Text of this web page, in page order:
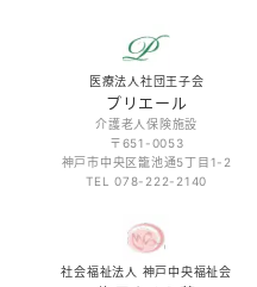
医療法人社団王子会
プリエール
介護老人保険施設
〒651-0053
神戸市中央区籠池通5丁目1-2
TEL 078-222-2140
社会福祉法人 神戸中央福祉会